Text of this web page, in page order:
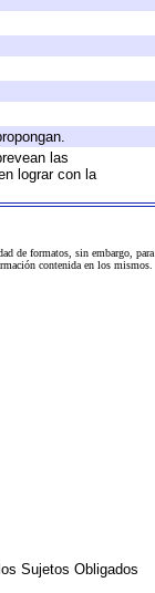
las
lograr con la
de formatos, sin embargo, para
contenida en los mismos.
Sujetos Obligados